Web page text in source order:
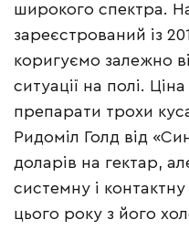
широкого спектра.
зареєстрований із
коригуємо залежно
ситуації на полі.
препарати трохи
Ридоміл Голд від
доларів на гектар,
системну і
цього року з його